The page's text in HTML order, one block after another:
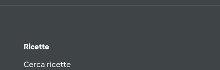
Ricette
Cerca ricette